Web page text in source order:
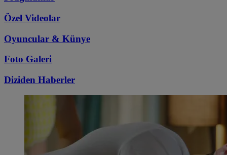
Özel Videolar
Oyuncular & Künye
Foto Galeri
Diziden Haberler